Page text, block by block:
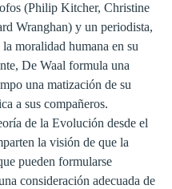
(Philip Kitcher, Christine
Wranghan) y un periodista,
moralidad humana en su
De Waal formula una
una matización de su
a sus compañeros.
de la Evolución desde el
la visión de que la
pueden formularse
consideración adecuada de